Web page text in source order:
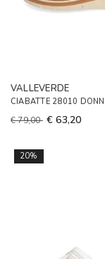
VALLEVERDE
CIABATTE 28010
€ 79,00 € 63,20
20%